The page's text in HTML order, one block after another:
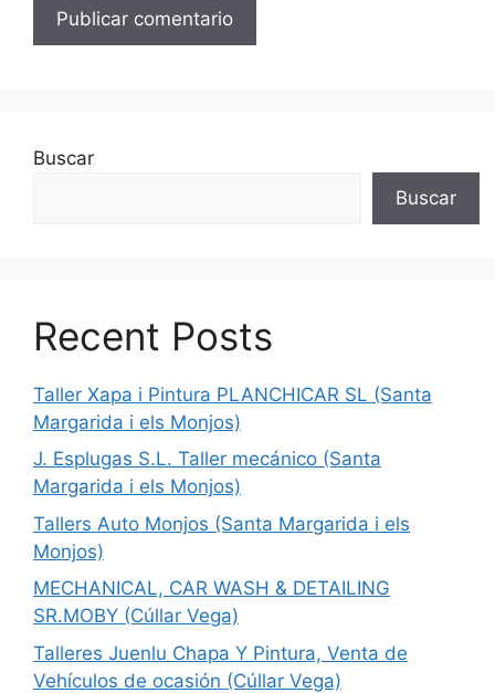
Buscar
Buscar
Recent Posts
Taller Xapa i Pintura PLANCHICAR SL (Santa
Margarida i els Monjos)
J. Esplugas S.L. Taller mecánico (Santa
Margarida i els Monjos)
Tallers Auto Monjos (Santa Margarida i els
Monjos)
MECHANICAL, CAR WASH & DETAILING
SR.MOBY (Cúllar Vega)
Talleres Juenlu Chapa Y Pintura, Venta de
Vehículos de ocasión (Cúllar Vega)